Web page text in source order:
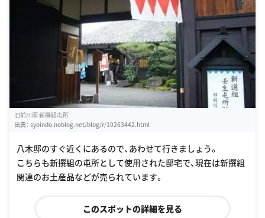
旧前川邸 新撰組屯所
出典： syoindo.noblog.net/blog/r/10263442.html
八木邸のすぐ近くにあるので、あわせて行きましょう。
こちらも新撰組の屯所として使用された邸宅で、現在は新撰組
関連のお土産品などが売られています。
このスポットの詳細を見る